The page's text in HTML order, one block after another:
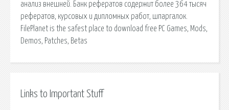
анализ внешней. Банк рефератов содержит более 364 тысяч
рефератов, курсовых и дипломных работ, шпаргалок.
FilePlanet is the safest place to download free PC Games, Mods,
Demos, Patches, Betas
Links to Important Stuff